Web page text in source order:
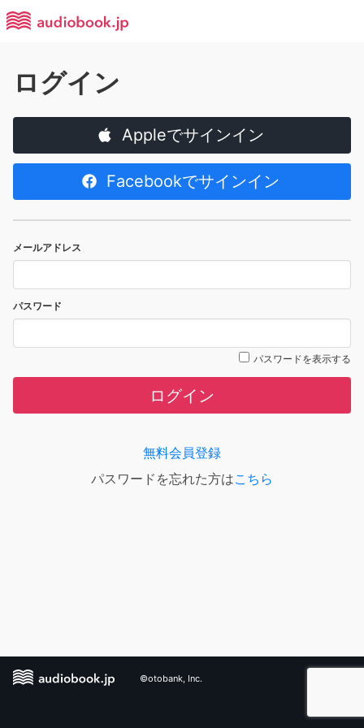
ログイン
Appleでサインイン
Facebookでサインイン
メールアドレス
パスワード
パスワードを表示する
ログイン
無料会員登録
パスワードを忘れた方はこちら
©otobank, Inc.